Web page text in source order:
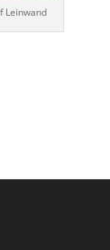
Leinwand